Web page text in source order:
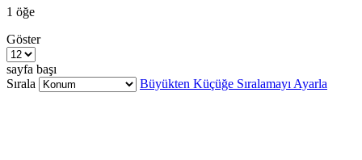
1 öğe
Göster
sayfa başı
Sırala
Büyükten Küçüğe Sıralamayı Ayarla